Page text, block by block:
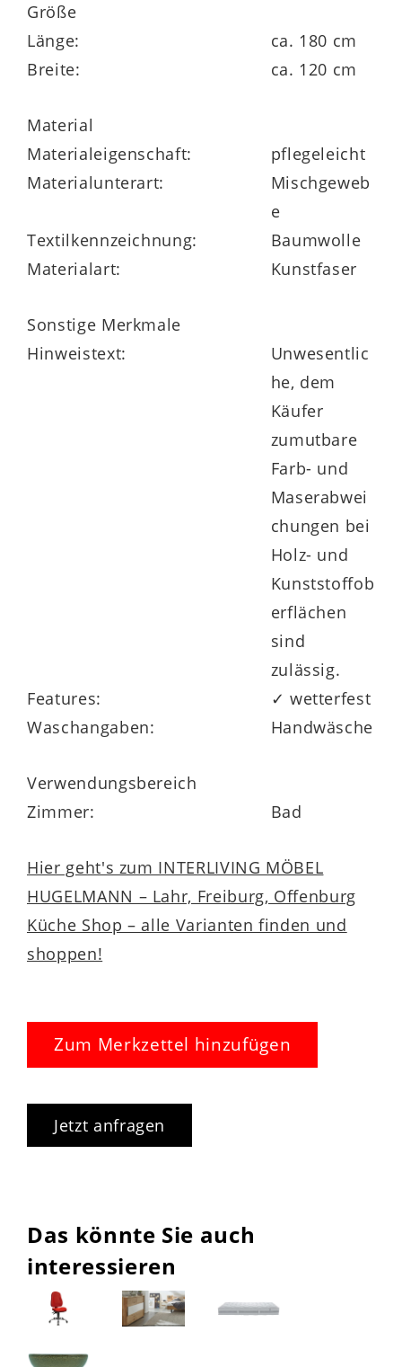
langlebig
Größe
Länge:
ca. 180 cm
Breite:
ca. 120 cm
Material
Materialeigenschaft:
pflegeleicht
Materialunterart:
Mischgeweb
e
Textilkennzeichnung:
Baumwolle
Materialart:
Kunstfaser
Sonstige Merkmale
Hinweistext:
Unwesentlic
he, dem
Käufer
zumutbare
Farb- und
Maserabwei
chungen bei
Holz- und
Kunststoffob
erflächen
sind
zulässig.
Features:
✓ wetterfest
Waschangaben:
Handwäsche
Verwendungsbereich
Zimmer:
Bad
Hier geht's zum INTERLIVING MÖBEL
HUGELMANN – Lahr, Freiburg, Offenburg
Küche Shop – alle Varianten finden und
shoppen!
Zum Merkzettel hinzufügen
Jetzt anfragen
Das könnte Sie auch
interessieren